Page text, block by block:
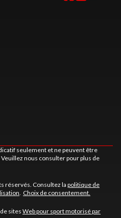
seulement et ne peuvent être
nous consulter pour plus de
réservés. Consultez la politique de
. Choix de consentement.
sitesWeb pour sport motorisé par